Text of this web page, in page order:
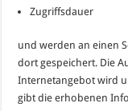
Zugriffsdauer
und werden an einen
dort gespeichert. Die
Internetangebot wird
gibt die erhobenen